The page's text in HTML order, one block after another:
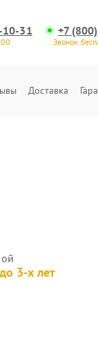
10-31 +7
Звонок
Доставка
до 3-х лет